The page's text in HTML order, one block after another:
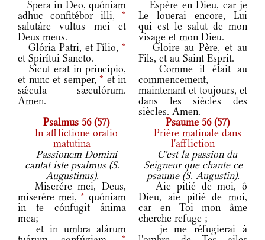
Spera in Deo, quóniam
adhuc confitébor illi, *
salutáre vultus mei et
Deus meus.
Espère en Dieu, car je
Le louerai encore, Lui
qui est le salut de mon
visage et mon Dieu.
Glória Patri, et Fílio, *
et Spirítui Sancto.
Gloire au Père, et au
Fils, et au Saint Esprit.
Sicut erat in princípio,
et nunc et semper, * et in
sǽcula sæculórum.
Amen.
Comme il était au
commencement,
maintenant et toujours, et
dans les siècles des
siècles. Amen.
Psalmus 56 (57)
Psaume 56 (57)
In afflictione oratio
matutina
Prière matinale dans
l'affliction
Passionem Domini
cantat iste psalmus (S.
Augustinus).
C'est la passion du
Seigneur que chante ce
psaume (S. Augustin).
Miserére mei, Deus,
miserére mei,* quóniam
in te cónfugit ánima
mea;
Aie pitié de moi, ô
Dieu, aie pitié de moi,
car en Toi mon âme
cherche refuge ;
et in umbra alárum
je me réfugierai à